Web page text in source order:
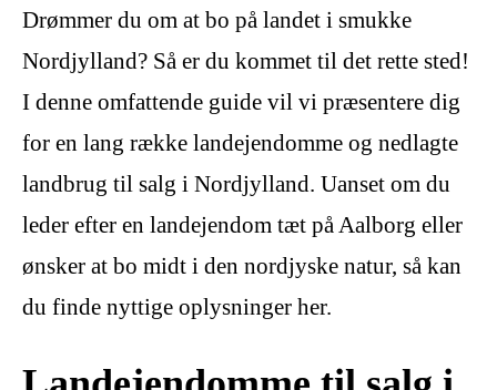
Drømmer du om at bo på landet i smukke
Nordjylland? Så er du kommet til det rette sted!
I denne omfattende guide vil vi præsentere dig
for en lang række landejendomme og nedlagte
landbrug til salg i Nordjylland. Uanset om du
leder efter en landejendom tæt på Aalborg eller
ønsker at bo midt i den nordjyske natur, så kan
du finde nyttige oplysninger her.